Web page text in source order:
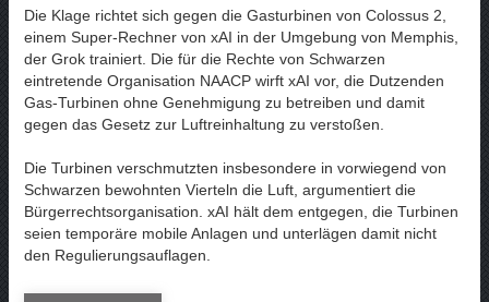
Die Klage richtet sich gegen die Gasturbinen von Colossus 2,
einem Super-Rechner von xAI in der Umgebung von Memphis,
der Grok trainiert. Die für die Rechte von Schwarzen
eintretende Organisation NAACP wirft xAI vor, die Dutzenden
Gas-Turbinen ohne Genehmigung zu betreiben und damit
gegen das Gesetz zur Luftreinhaltung zu verstoßen.
Die Turbinen verschmutzten insbesondere in vorwiegend von
Schwarzen bewohnten Vierteln die Luft, argumentiert die
Bürgerrechtsorganisation. xAI hält dem entgegen, die Turbinen
seien temporäre mobile Anlagen und unterlägen damit nicht
den Regulierungsauflagen.